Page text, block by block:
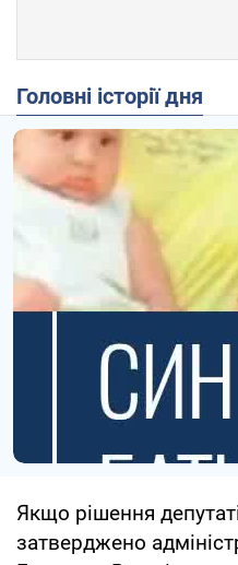
Головні історії дня
Якщо рішення
затверджено